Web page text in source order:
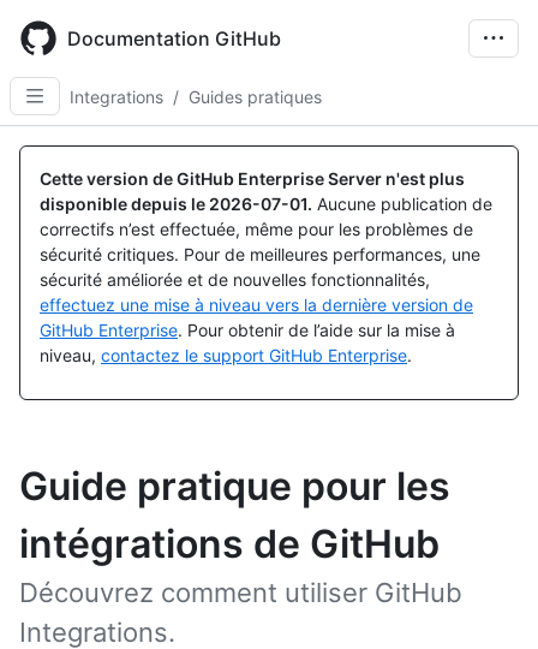
main
content
Documentation GitHub
Integrations / Guides pratiques
Cette version de GitHub Enterprise Server n'est plus
disponible depuis le 2026-07-01. Aucune publication de
correctifs n’est effectuée, même pour les problèmes de
sécurité critiques. Pour de meilleures performances, une
sécurité améliorée et de nouvelles fonctionnalités,
effectuez une mise à niveau vers la dernière version de
GitHub Enterprise. Pour obtenir de l’aide sur la mise à
niveau, contactez le support GitHub Enterprise.
Guide pratique pour les
intégrations de GitHub
Découvrez comment utiliser GitHub
Integrations.